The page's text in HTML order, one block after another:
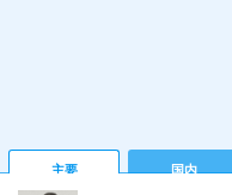
主要 国内